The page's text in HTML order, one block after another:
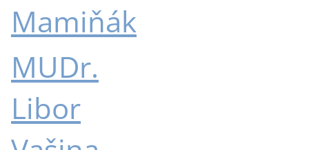
Mamiňák
MUDr.
Libor